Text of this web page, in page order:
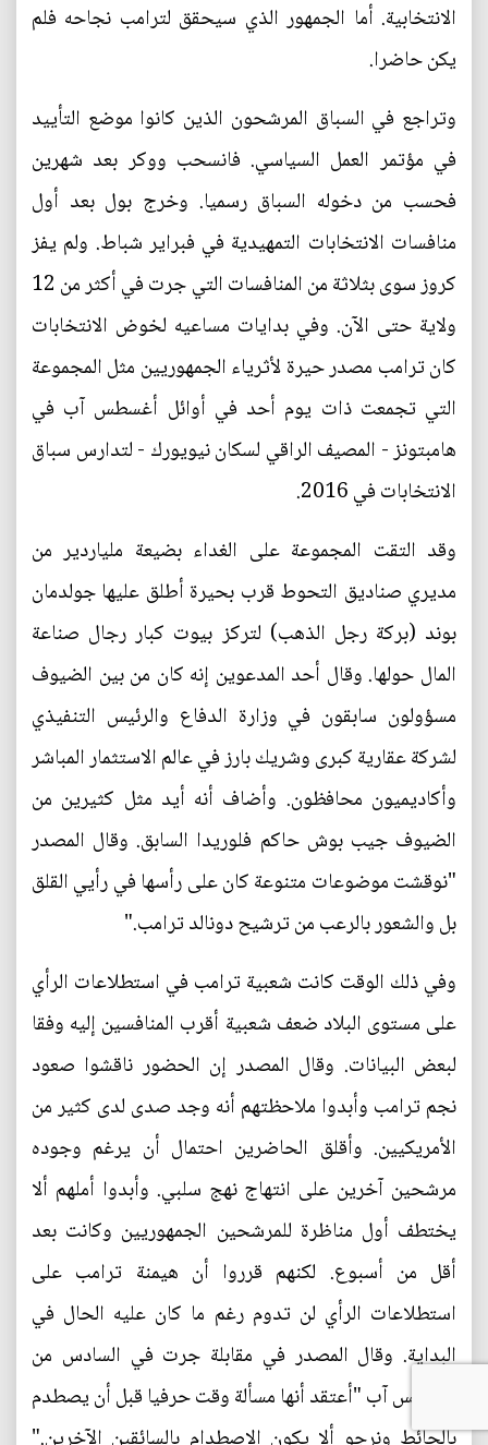
الانتخابية. أما الجمهور الذي سيحقق لترامب نجاحه فلم
يكن حاضرا.
وتراجع في السباق المرشحون الذين كانوا موضع التأييد
في مؤتمر العمل السياسي. فانسحب ووكر بعد شهرين
فحسب من دخوله السباق رسميا. وخرج بول بعد أول
منافسات الانتخابات التمهيدية في فبراير شباط. ولم يفز
كروز سوى بثلاثة من المنافسات التي جرت في أكثر من 12
ولاية حتى الآن. وفي بدايات مساعيه لخوض الانتخابات
كان ترامب مصدر حيرة لأثرياء الجمهوريين مثل المجموعة
التي تجمعت ذات يوم أحد في أوائل أغسطس آب في
هامبتونز - المصيف الراقي لسكان نيويورك - لتدارس سباق
الانتخابات في 2016.
وقد التقت المجموعة على الغداء بضيعة ملياردير من
مديري صناديق التحوط قرب بحيرة أطلق عليها جولدمان
بوند (بركة رجل الذهب) لتركز بيوت كبار رجال صناعة
المال حولها. وقال أحد المدعوين إنه كان من بين الضيوف
مسؤولون سابقون في وزارة الدفاع والرئيس التنفيذي
لشركة عقارية كبرى وشريك بارز في عالم الاستثمار المباشر
وأكاديميون محافظون. وأضاف أنه أيد مثل كثيرين من
الضيوف جيب بوش حاكم فلوريدا السابق. وقال المصدر
"نوقشت موضوعات متنوعة كان على رأسها في رأيي القلق
بل والشعور بالرعب من ترشيح دونالد ترامب."
وفي ذلك الوقت كانت شعبية ترامب في استطلاعات الرأي
على مستوى البلاد ضعف شعبية أقرب المنافسين إليه وفقا
لبعض البيانات. وقال المصدر إن الحضور ناقشوا صعود
نجم ترامب وأبدوا ملاحظتهم أنه وجد صدى لدى كثير من
الأمريكيين. وأقلق الحاضرين احتمال أن يرغم وجوده
مرشحين آخرين على انتهاج نهج سلبي. وأبدوا أملهم ألا
يختطف أول مناظرة للمرشحين الجمهوريين وكانت بعد
أقل من أسبوع. لكنهم قرروا أن هيمنة ترامب على
استطلاعات الرأي لن تدوم رغم ما كان عليه الحال في
البداية. وقال المصدر في مقابلة جرت في السادس من
أغسطس آب "أعتقد أنها مسألة وقت حرفيا قبل أن يصطدم